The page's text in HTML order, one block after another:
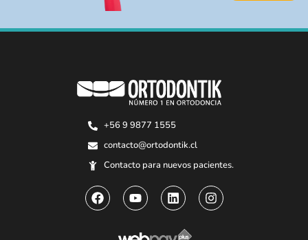
+56 9 9877 1555
contacto@ortodontik.cl
Contacto para nuevos pacientes.